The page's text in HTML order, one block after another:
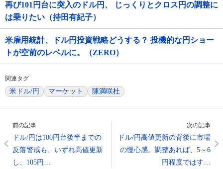
再び101円台に突入のドル円、 じっくりとクロス円の調整に
は乗りたい（持田有紀子）
米雇用統計、ドル円投資戦略どうする？ 投機的な円ショー
トが空前のレベルに。（ZERO）
関連タグ
米ドル/円 マーケット 陳満咲杜
前の記事
ドル/円は100円台後半までの
反落警戒も、いずれ高値更新
し、105円…
次の記事
ドル/円高値更新の背後に市場
の慢心感。調整あれば、5～6
円程度ではす…